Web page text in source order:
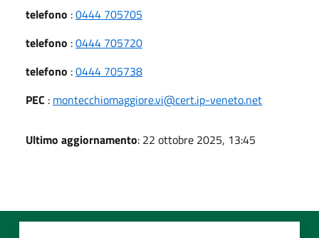
telefono :0444 705705
telefono :0444 705720
telefono :0444 705738
PEC : montecchiomaggiore.vi@cert.ip-veneto.net
Ultimo aggiornamento: 22 ottobre 2025, 13:45